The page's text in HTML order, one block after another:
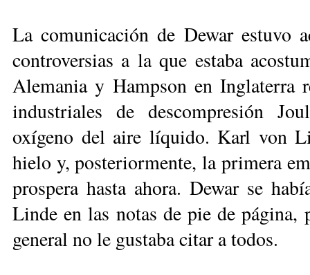
La comunicación de Dewar estuvo
controversias a la que estaba
Alemania y Hampson en Inglaterra
industriales de descompresión
oxígeno del aire líquido. Karl von
hielo y, posteriormente, la primera
prospera hasta ahora. Dewar se
Linde en las notas de pie de
general no le gustaba citar a todos.